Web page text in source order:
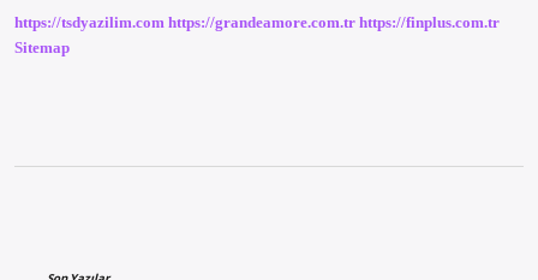
https://tsdyazilim.com https://grandeamore.com.tr https://finplus.com.tr
Sitemap